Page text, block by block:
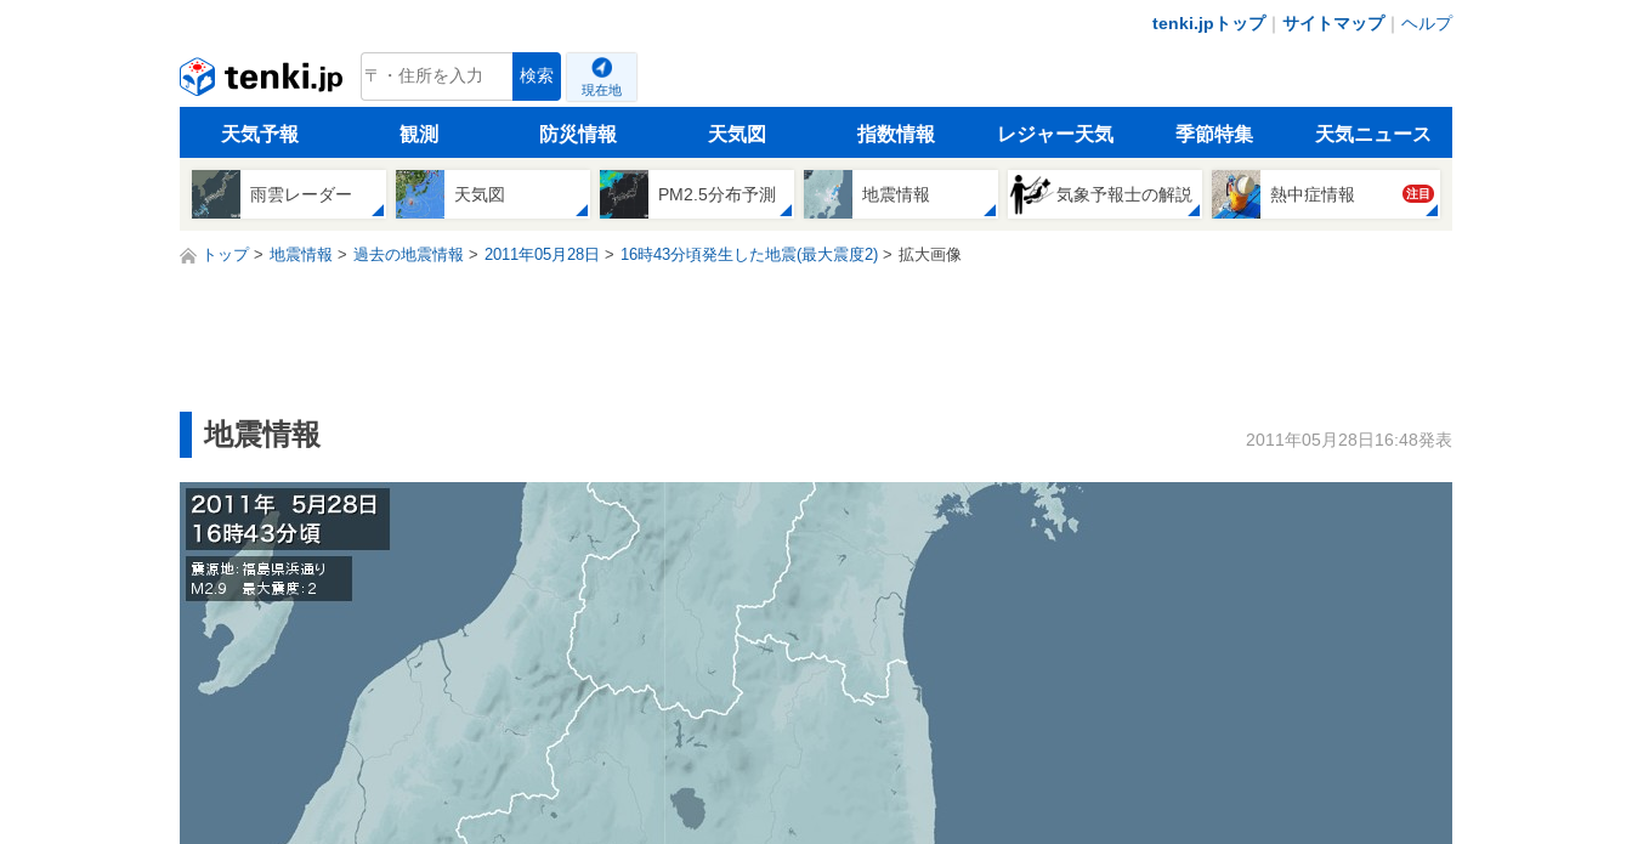
tenki.jpトップ｜ サイトマップ｜ ヘルプ
tenki.jp 検索
現在地
天気予報 観測 防災情報 天気図 指数情報 レジャー天気 季節特集 天気ニュース
雨雲レーダー 天気図 PM2.5分布予測 地震情報 気象予報士の解説 熱中症情報 注目
トップ 地震情報 過去の地震情報 2011年05月28日 16時43分頃発生した地震(最大震度2) 拡大画像
地震情報 2011年05月28日16:48発表